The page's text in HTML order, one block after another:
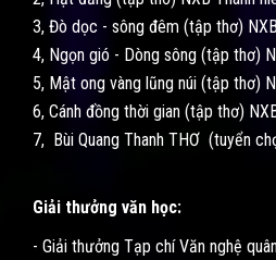
3, Đò dọc - sông đêm (tập thơ)
4, Ngọn gió - Dòng sông (tập thơ)
5, Mật ong vàng lũng núi (tập thơ)
6, Cánh đồng thời gian (tập thơ)
7, Bùi Quang Thanh THƠ (tuyển
Giải thưởng văn học:
- Giải thưởng Tạp chí Văn nghệ